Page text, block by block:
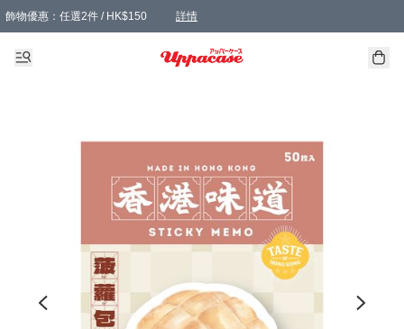
飾物優惠：任選2件 / HK$150 詳情
髮飾優惠：任選2件 / HK$100 詳情
精選襪子優惠：任選3對 / HK$115 詳情
滿額免運：本地訂單滿港幣350元可享免運費優惠